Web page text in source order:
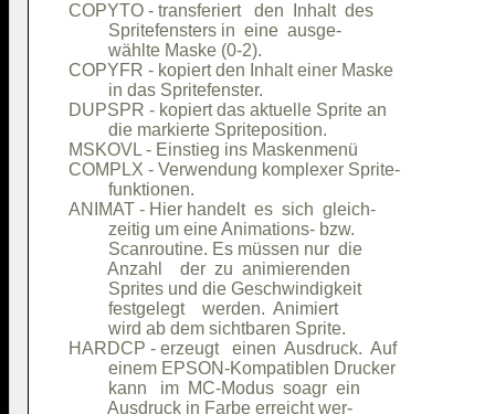
COPYTO - transferiert   den  Inhalt  des
         Spritefensters in  eine  ausge-
         wählte Maske (0-2).
COPYFR - kopiert den Inhalt einer Maske
         in das Spritefenster.
DUPSPR - kopiert das aktuelle Sprite an
         die markierte Spriteposition.
MSKOVL - Einstieg ins Maskenmenü
COMPLX - Verwendung komplexer Sprite-
         funktionen.
ANIMAT - Hier handelt  es  sich  gleich-
         zeitig um eine Animations- bzw.
         Scanroutine. Es müssen nur  die
         Anzahl    der  zu  animierenden
         Sprites und die Geschwindigkeit
         festgelegt    werden.  Animiert
         wird ab dem sichtbaren Sprite.
HARDCP - erzeugt   einen  Ausdruck.  Auf
         einem EPSON-Kompatiblen Drucker
         kann   im  MC-Modus  soagr  ein
         Ausdruck in Farbe erreicht wer-